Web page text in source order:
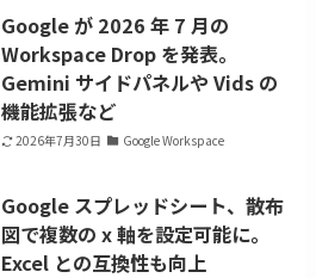
Google が 2026 年 7 月の
Workspace Drop を発表。
Gemini サイドパネルや Vids の
機能拡張など
2026年7月30日 Google Workspace
Google スプレッドシート、散布
図で複数の x 軸を設定可能に。
Excel との互換性も向上